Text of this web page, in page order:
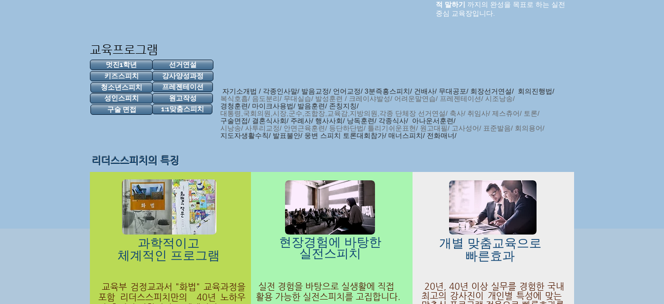
적 말하기
까지의 완성을 목표로 하는 실전
중심 교육장입니다.
교육프로그램
멋진1학년
선거연설
키즈스피치
강사양성과정
청소년스피치
프레젠테이션
성인스피치
원고작성
1:1맞춤스피치
구술 면접
자기소개법 / 각종인사말/ 발음교정/ 언어교정/ 3분즉흥스피치/ 건배사/ 무대공포/ 회장선거연설/ 회의진행법/
복식호흡/ 음도분리/ 무대실습/ 발성훈련 / 크레이샤발성/ 어려운말연습/ 프레젠테이션/ 시조낭송/
경청훈련/ 마이크사용법/ 발음훈련/ 존칭지칭/
대통령,국회의원,시장,군수,조합장,교육감,지방의원,각종 단체장 선거연설/ 축사/ 취임사/ 제스츄어/ 토론/
구술면접/ 결혼식사회/ 주례사/ 행사사회/ 낭독훈련/ 각종식사/ 아나운서훈련/
시낭송/ 사투리교정/ 안면근육훈련/ 등단하단법/ 틀리기쉬운표현/ 원고대필/ 고사성어/ 표준발음/ 회의용어/
지도자생활수칙/ 발표불안/ 웅변 스피치 토론대회참가/ 매너스피치/ 전화매너/
리더스스피치의 특징
다음페이지
과학적이고
체계적인 프로그램
교육부 검정교과서 "화법" 교육과정을
포함 리더스스피치만의 40년 노하우
현장경험에 바탕한
​실전스피치
실전 경험을 바탕으로 실생활에 직접
활용 가능한 실전스피치를 고집합니다.
​개별 맞춤교육으로
빠른효과
20년, 40년 이상 실무를 경험한 국내
최고의 강사진이 개인별 특성에 맞는